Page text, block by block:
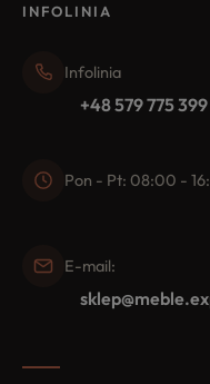
INFOLINIA
Infolinia
+48 579 775 399
Pon - Pt: 08:00 -
E-mail: